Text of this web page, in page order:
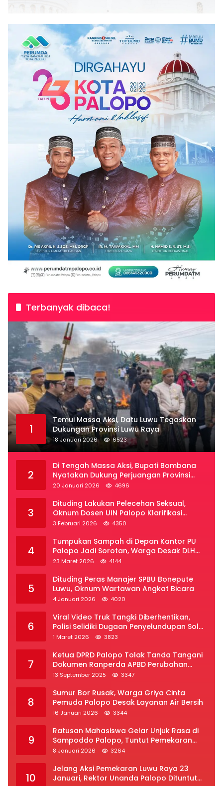
Terbanyak dibaca!
1
Temui Massa Aksi, Datu Luwu Tegaskan
Dukungan Provinsi Luwu Raya
18 Januari 2026 6523
2
Di Tengah Massa Aksi, Bupati Bombana
Nyatakan Dukung Perjuangan Provinsi
Luwu Raya
20 Januari 2026 4696
3
Dituding Lakukan Pelecehan Seksual,
Oknum Dosen UIN Palopo Klarifikasi
Kronologi
3 Februari 2026 4350
4
Tumpukan Sampah di Depan Kantor PU
Palopo Jadi Sorotan, Warga Desak DLH
Segera Bertindak
23 Maret 2026 4144
5
Dituding Peras Manajer SPBU Bonepute
Luwu, Oknum Wartawan Angkat Bicara
4 Januari 2026 4020
6
Viral Video Truk Tangki Diberhentikan,
Polisi Selidiki Dugaan Penyelundupan Solar
Subsidi di Palopo
1 Maret 2026 3823
7
Ketua DPRD Palopo Tolak Tanda Tangani
Dokumen Ranperda APBD Perubahan
2025
13 September 2025 3347
8
Sumur Bor Rusak, Warga Griya Cinta
Pemuda Palopo Desak Layanan Air Bersih
16 Januari 2026 3344
9
Ratusan Mahasiswa Gelar Unjuk Rasa di
Sampoddo Palopo, Tuntut Pemekaran
Provinsi Luwu Raya
8 Januari 2026 3264
10
Jelang Aksi Pemekaran Luwu Raya 23
Januari, Rektor Unanda Palopo Dituntut